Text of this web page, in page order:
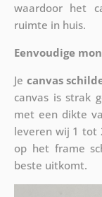
waardoor het
ruimte in huis.
Eenvoudige
Je canvas
canvas is strak
met een dikte
leveren wij 1 tot
op het frame
beste uitkomt.